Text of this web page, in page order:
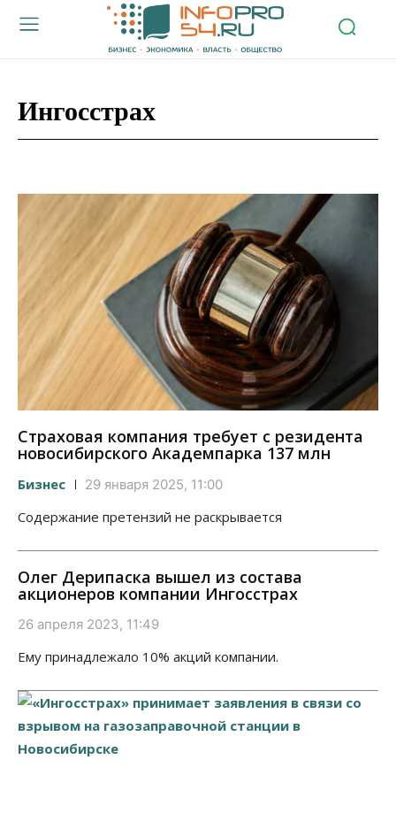
Ингосстрах
Страховая компания требует с резидента
новосибирского Академпарка 137 млн
Бизнес 29 января 2025, 11:00
Содержание претензий не раскрывается
Олег Дерипаска вышел из состава
акционеров компании Ингосстрах
26 апреля 2023, 11:49
Ему принадлежало 10% акций компании.